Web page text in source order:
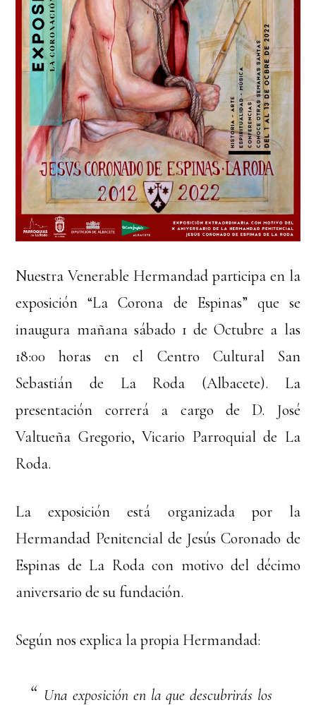
Nuestra Venerable Hermandad participa en la
exposición “La Corona de Espinas” que se
inaugura mañana sábado 1 de Octubre a las
18:00 horas en el Centro Cultural San
Sebastián de La Roda (Albacete). La
presentación correrá a cargo de D. José
Valtueña Gregorio, Vicario Parroquial de La
Roda.
La exposición está organizada por la
Hermandad Penitencial de Jesús Coronado de
Espinas de La Roda con motivo del décimo
aniversario de su fundación.
Según nos explica la propia Hermandad:
Una exposición en la que descubrirás los